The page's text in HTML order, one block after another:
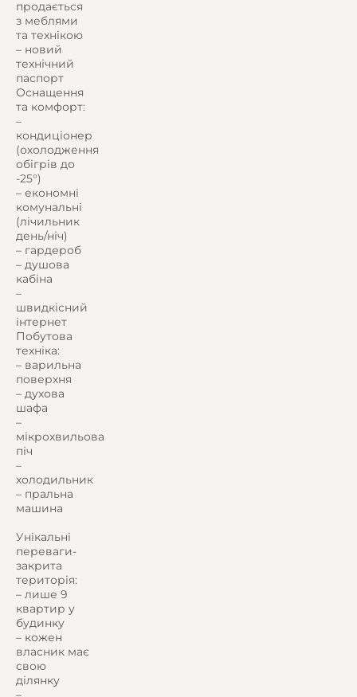
продається
з меблями
та технікою
– новий
технічний
паспорт
Оснащення
та комфорт:
–
кондиціонер
(охолодження
обігрів до
-25°)
– економні
комунальні
(лічильник
день/ніч)
– гардероб
– душова
кабіна
–
швидкісний
інтернет
Побутова
техніка:
– варильна
поверхня
– духова
шафа
–
мікрохвильова
піч
–
холодильник
– пральна
машина
Унікальні
переваги-
закрита
територія:
– лише 9
квартир у
будинку
– кожен
власник має
свою
ділянку